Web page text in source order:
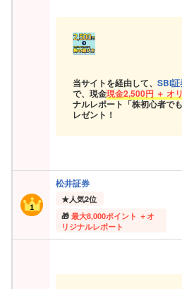
当サイトを経由して、 SBI証
で、現金現金2,500円 ＋ オ
ナルレポート「株初心者で
レゼント！
松井証券
★人気2位
最大8,000ポイント ＋オ
リジナルレポート